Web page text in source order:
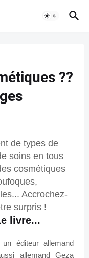
??
de types de
soins en tous
cosmétiques
Accrochez-
surpris !
livre...
un éditeur allemand
allemand Geza